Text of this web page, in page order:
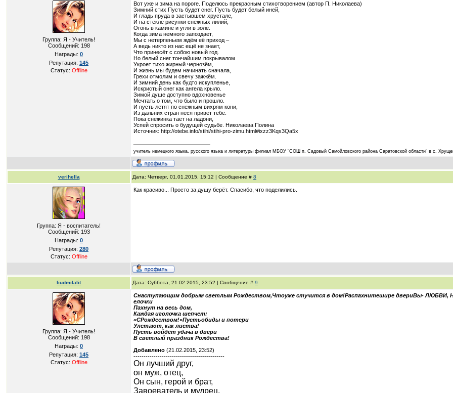
Группа: Я - Учитель!
Сообщений: 198
Награды: 0
Репутация: 145
Статус: Offline
Вот уже и зима на пороге. Поделюсь прекрасным стихотворением (автор П. Николаева)
Зимний стих Пусть будет снег. Пусть будет белый иней,
И гладь пруда в застывшем хрустале,
И на стекле рисунки снежных лилий,
Огонь в камине и угли в золе.
Когда зима немного запоздает,
Мы с нетерпеньем ждём её приход –
А ведь никто из нас ещё не знает,
Что принесёт с собою новый год.
Но белый снег тончайшим покрывалом
Укроет тихо жирный чернозём,
И жизнь мы будем начинать сначала,
Грехи отмолим и свечу зажжём.
И зимний день как будто искупленье,
Искристый снег как ангела крыло.
Зимой душе доступно вдохновенье
Мечтать о том, что было и прошло.
И пусть летят по снежным вихрям кони,
Из дальних стран неся привет тебе.
Пока снежинка тает на ладони,
Успей спросить о будущей судьбе. Николаева Полина
Источник: http://otebe.info/stihi/stihi-pro-zimu.html#ixzz3Kqs3Qa5x
учитель немецкого языка, русского языка и литературы филиал МБОУ "СОШ п. Садовый Самойловского района Саратовской области" в с.
verihella Дата: Четверг, 01.01.2015, 15:12 | Сообщение # 8
Группа: Я - воспитатель!
Сообщений: 193
Награды: 0
Репутация: 280
Статус: Offline
Как красиво... Просто за душу берёт. Спасибо, что поделились.
liudmilalit Дата: Суббота, 21.02.2015, 23:52 | Сообщение # 9
Группа: Я - Учитель!
Сообщений: 198
Награды: 0
Репутация: 145
Статус: Offline
Снаступающим добрым светлым Рождеством,Чтоуже стучится в дом!Распахнитешире двериВы- ЛЮБВИ,
елочки
Пахнут на весь дом,
Каждая иголочка шепчет:
«СРождеством!»Пустьобиды и потери
Улетают, как листва!
Пусть войдёт удача в двери
В светлый праздник Рождества!
Добавлено (21.02.2015, 23:52)
---------------------------------------------
Он лучший друг,
он муж, отец,
Он сын, герой и брат,
Завоеватель и мудрец,